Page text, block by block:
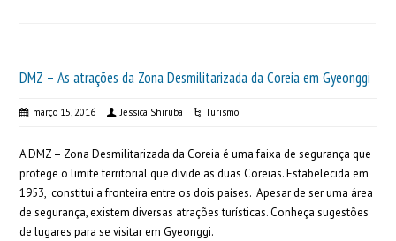
DMZ – As atrações da Zona Desmilitarizada da Coreia em Gyeonggi
março 15, 2016 Jessica Shiruba Turismo
A DMZ – Zona Desmilitarizada da Coreia é uma faixa de segurança que
protege o limite territorial que divide as duas Coreias. Estabelecida em
1953, constitui a fronteira entre os dois países. Apesar de ser uma área
de segurança, existem diversas atrações turísticas. Conheça sugestões
de lugares para se visitar em Gyeonggi.